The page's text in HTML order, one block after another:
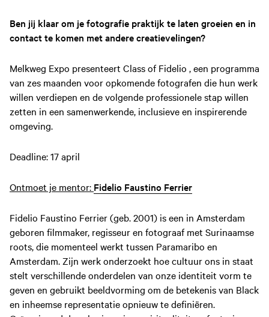
Ben jij klaar om je fotografie praktijk te laten groeien en in
contact te komen met andere creatievelingen?
Melkweg Expo presenteert Class of Fidelio , een programma
van zes maanden voor opkomende fotografen die hun werk
willen verdiepen en de volgende professionele stap willen
zetten in een samenwerkende, inclusieve en inspirerende
omgeving.
Deadline: 17 april
Ontmoet je mentor: Fidelio Faustino Ferrier
Fidelio Faustino Ferrier (geb. 2001) is een in Amsterdam
geboren filmmaker, regisseur en fotograaf met Surinaamse
roots, die momenteel werkt tussen Paramaribo en
Amsterdam. Zijn werk onderzoekt hoe cultuur ons in staat
stelt verschillende onderdelen van onze identiteit vorm te
geven en gebruikt beeldvorming om de betekenis van Black
en inheemse representatie opnieuw te definiëren.